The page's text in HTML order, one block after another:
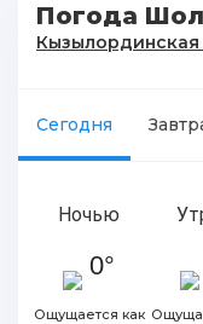
Погода
Кызылординская
Сегодня
Ночью
0°
Ощущается как